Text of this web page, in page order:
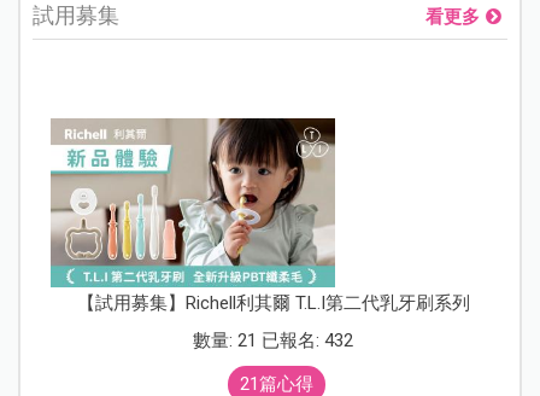
試用募集 看更多
【試用募集】Richell利其爾 T.L.I第二代乳牙刷系列
數量: 21 已報名: 432
21篇心得